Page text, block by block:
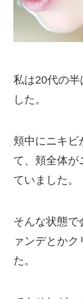
私は20代の半
した。
頬中にニキビ
て、頬全体が
ていました。
そんな状態で
ァンデとか
た。